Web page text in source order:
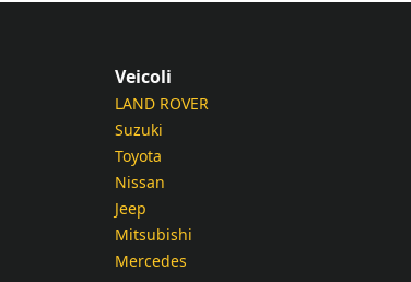
Veicoli
LAND ROVER
Suzuki
Toyota
Nissan
Jeep
Mitsubishi
Mercedes